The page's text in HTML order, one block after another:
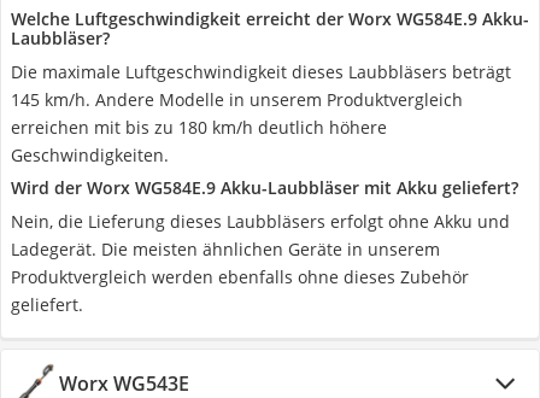
Welche Luftgeschwindigkeit erreicht der Worx WG584E.9 Akku-
Laubbläser?
Die maximale Luftgeschwindigkeit dieses Laubbläsers beträgt
145 km/h. Andere Modelle in unserem Produktvergleich
erreichen mit bis zu 180 km/h deutlich höhere
Geschwindigkeiten.
Wird der Worx WG584E.9 Akku-Laubbläser mit Akku geliefert?
Nein, die Lieferung dieses Laubbläsers erfolgt ohne Akku und
Ladegerät. Die meisten ähnlichen Geräte in unserem
Produktvergleich werden ebenfalls ohne dieses Zubehör
geliefert.
Worx WG543E